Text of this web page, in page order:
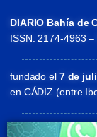
DIARIO Bahía de
ISSN: 2174-4963
fundado el7 de
en CÁDIZ (entre